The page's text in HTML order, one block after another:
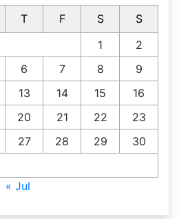
T F S
S
1
2
6 7 8
9
13 14 15
16
20 21 22
23
27 28 29
30
« Jul